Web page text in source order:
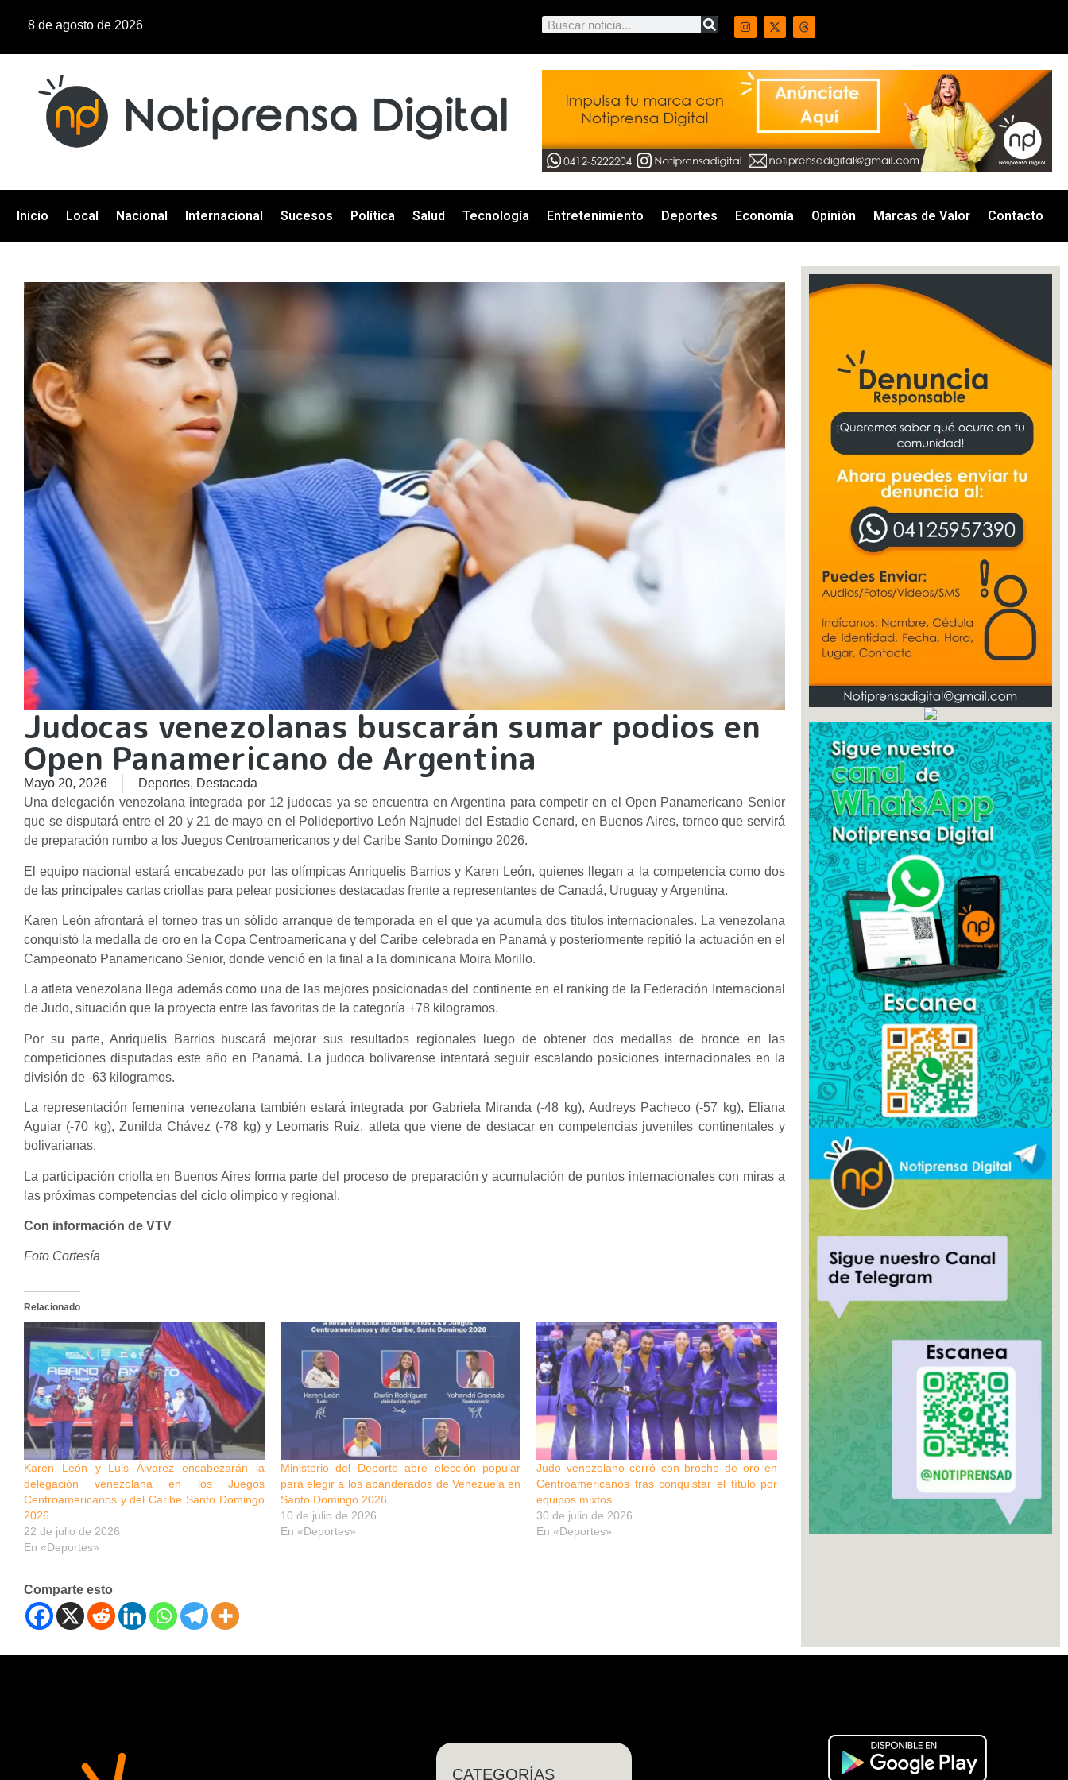
8 de agosto de 2026
Inicio Local Nacional Internacional Sucesos Política Salud Tecnología Entretenimiento Deportes Economía Opinión Marcas de Valor Contacto
Judocas venezolanas buscarán sumar podios en
Open Panamericano de Argentina
Mayo 20, 2026 Deportes, Destacada
Una delegación venezolana integrada por 12 judocas ya se encuentra en Argentina para competir en el Open Panamericano Senior
que se disputará entre el 20 y 21 de mayo en el Polideportivo León Najnudel del Estadio Cenard, en Buenos Aires, torneo que servirá
de preparación rumbo a los Juegos Centroamericanos y del Caribe Santo Domingo 2026.
El equipo nacional estará encabezado por las olímpicas Anriquelis Barrios y Karen León, quienes llegan a la competencia como dos
de las principales cartas criollas para pelear posiciones destacadas frente a representantes de Canadá, Uruguay y Argentina.
Karen León afrontará el torneo tras un sólido arranque de temporada en el que ya acumula dos títulos internacionales. La venezolana
conquistó la medalla de oro en la Copa Centroamericana y del Caribe celebrada en Panamá y posteriormente repitió la actuación en el
Campeonato Panamericano Senior, donde venció en la final a la dominicana Moira Morillo.
La atleta venezolana llega además como una de las mejores posicionadas del continente en el ranking de la Federación Internacional
de Judo, situación que la proyecta entre las favoritas de la categoría +78 kilogramos.
Por su parte, Anriquelis Barrios buscará mejorar sus resultados regionales luego de obtener dos medallas de bronce en las
competiciones disputadas este año en Panamá. La judoca bolivarense intentará seguir escalando posiciones internacionales en la
división de -63 kilogramos.
La representación femenina venezolana también estará integrada por Gabriela Miranda (-48 kg), Audreys Pacheco (-57 kg), Eliana
Aguiar (-70 kg), Zunilda Chávez (-78 kg) y Leomaris Ruiz, atleta que viene de destacar en competencias juveniles continentales y
bolivarianas.
La participación criolla en Buenos Aires forma parte del proceso de preparación y acumulación de puntos internacionales con miras a
las próximas competencias del ciclo olímpico y regional.
Con información de VTV
Foto Cortesía
Relacionado
Karen León y Luis Álvarez encabezarán la
delegación venezolana en los Juegos
Centroamericanos y del Caribe Santo Domingo
2026
22 de julio de 2026
En «Deportes»
Ministerio del Deporte abre elección popular
para elegir a los abanderados de Venezuela en
Santo Domingo 2026
10 de julio de 2026
En «Deportes»
Judo venezolano cerró con broche de oro en
Centroamericanos tras conquistar el título por
equipos mixtos
30 de julio de 2026
En «Deportes»
Comparte esto
CATEGORÍAS